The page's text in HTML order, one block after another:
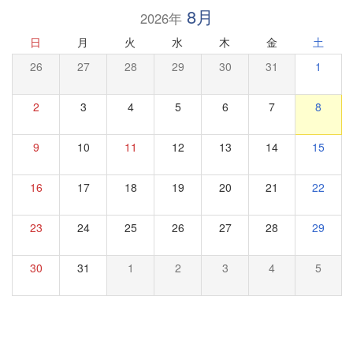
2026年8月
日 月 火 水 木 金 土
26 27 28 29 30 31 1
2 3 4 5 6 7 8
9 10 11 12 13 14 15
16 17 18 19 20 21 22
23 24 25 26 27 28 29
30 31 1 2 3 4 5